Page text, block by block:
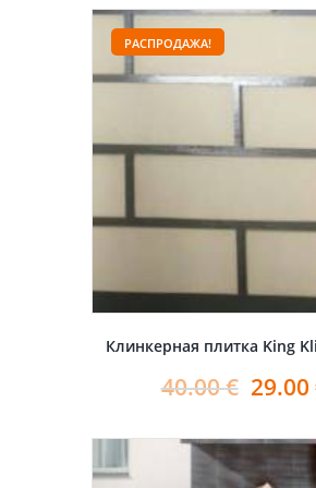
РАСПРОДАЖА!
Клинкерная плитка King
40.00€ 29.00